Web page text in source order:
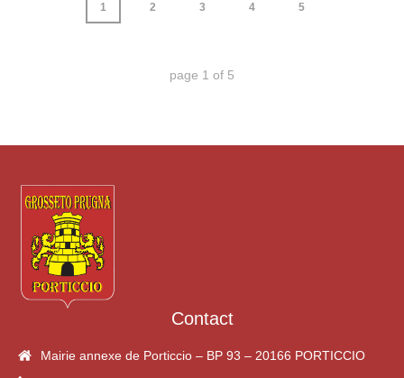
1 2 3 4 5
page 1 of 5
Contact
Mairie annexe de Porticcio – BP 93 – 20166 PORTICCIO